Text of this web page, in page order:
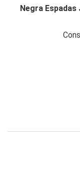
Negra